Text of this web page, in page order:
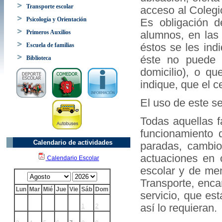
acceso al
Es obligación
alumnos, en
éstos se les
éste no puede
domicilio), o
indique, que el
El uso de este
Todas aquellas
funcionamiento
paradas,
actuaciones en
escolar y de
Transporte,
servicio, que
así lo requieran.
Transporte escolar
Psicología y Orientación
Primeros Auxilios
Escuela de familias
Biblioteca
Calendario de actividades
Calendario Escolar
Lun Mar Mié Jue Vie Sáb Dom
1 2